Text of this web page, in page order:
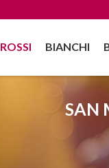
ROSSI BIANCHI
SAN